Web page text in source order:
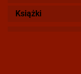
Książki